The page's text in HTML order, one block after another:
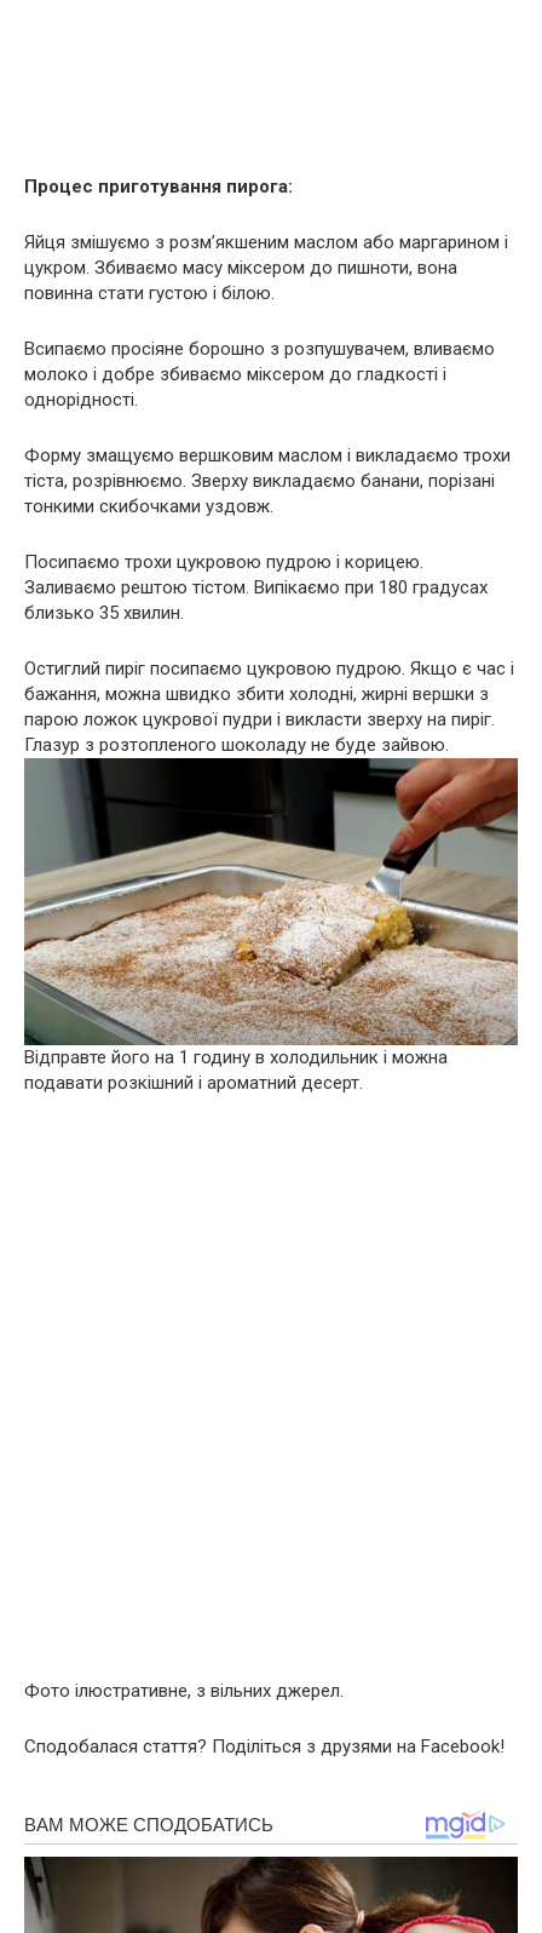
Процес приготування пирога:
Яйця змішуємо з розм’якшеним маслом або маргарином і
цукром. Збиваємо масу міксером до пишноти, вона
повинна стати густою і білою.
Всипаємо просіяне борошно з розпушувачем, вливаємо
молоко і добре збиваємо міксером до гладкості і
однорідності.
Форму змащуємо вершковим маслом і викладаємо трохи
тіста, розрівнюємо. Зверху викладаємо банани, порізані
тонкими скибочками уздовж.
Посипаємо трохи цукровою пудрою і корицею.
Заливаємо рештою тістом. Випікаємо при 180 градусах
близько 35 хвилин.
Остиглий пиріг посипаємо цукровою пудрою. Якщо є час і
бажання, можна швидко збити холодні, жирні вершки з
парою ложок цукрової пудри і викласти зверху на пиріг.
Глазур з розтопленого шоколаду не буде зайвою.
Відправте його на 1 годину в холодильник і можна
подавати розкішний і ароматний десерт.
Фото ілюстративне, з вільних джерел.
Сподобалася стаття? Поділіться з друзями на Facebook!